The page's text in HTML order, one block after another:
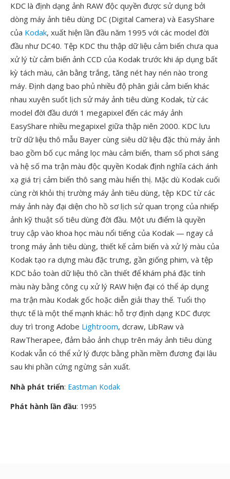
KDC là định dạng ảnh RAW độc quyền được sử dụng bởi
dòng máy ảnh tiêu dùng DC (Digital Camera) và EasyShare
của Kodak, xuất hiện lần đầu năm 1995 với các model đời
đầu như DC40. Tệp KDC thu thập dữ liệu cảm biến chưa qua
xử lý từ cảm biến ảnh CCD của Kodak trước khi áp dụng bất
kỳ tách màu, cân bằng trắng, tăng nét hay nén nào trong
máy. Định dạng bao phủ nhiều độ phân giải cảm biến khác
nhau xuyên suốt lịch sử máy ảnh tiêu dùng Kodak, từ các
model đời đầu dưới 1 megapixel đến các máy ảnh
EasyShare nhiều megapixel giữa thập niên 2000. KDC lưu
trữ dữ liệu thô mẫu Bayer cùng siêu dữ liệu đặc thù máy ảnh
bao gồm bố cục mảng lọc màu cảm biến, tham số phơi sáng
và hệ số ma trận màu độc quyền Kodak định nghĩa cách ánh
xạ giá trị cảm biến thô sang màu hiển thị. Mặc dù Kodak cuối
cùng rời khỏi thị trường máy ảnh tiêu dùng, tệp KDC từ các
máy ảnh này đại diện cho hồ sơ lịch sử quan trọng của nhiếp
ảnh kỹ thuật số tiêu dùng đời đầu. Một ưu điểm là quyền
truy cập vào khoa học màu nổi tiếng của Kodak — ngay cả
trong máy ảnh tiêu dùng, thiết kế cảm biến và xử lý màu của
Kodak tạo ra dựng màu đặc trưng, gần giống phim, và tệp
KDC bảo toàn dữ liệu thô cần thiết để khám phá đặc tính
màu này bằng công cụ xử lý RAW hiện đại có thể áp dụng
ma trận màu Kodak gốc hoặc diễn giải thay thế. Tuổi thọ
thực tế là một thế mạnh khác: hỗ trợ định dạng KDC được
duy trì trong Adobe Lightroom, dcraw, LibRaw và
RawTherapee, đảm bảo ảnh chụp trên máy ảnh tiêu dùng
Kodak vẫn có thể xử lý được bằng phần mềm đương đại lâu
sau khi phần cứng ngừng sản xuất.
Nhà phát triển: Eastman Kodak
Phát hành lần đầu: 1995